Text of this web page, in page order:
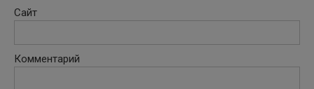
Сайт
Комментарий